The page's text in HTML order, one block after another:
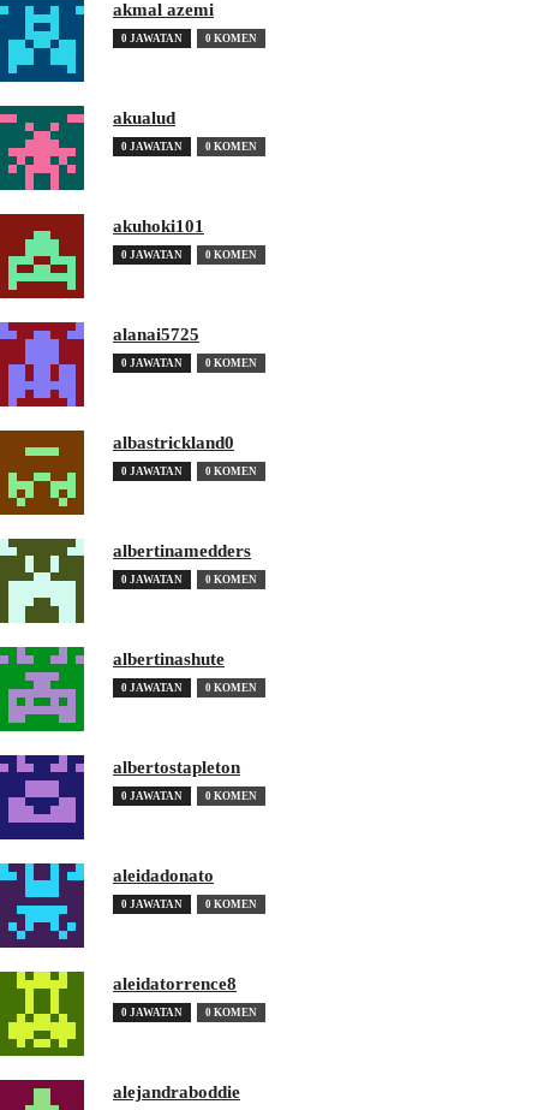
akmal azemi
0 JAWATAN 0 KOMEN
akualud
0 JAWATAN 0 KOMEN
akuhoki101
0 JAWATAN 0 KOMEN
alanai5725
0 JAWATAN 0 KOMEN
albastrickland0
0 JAWATAN 0 KOMEN
albertinamedders
0 JAWATAN 0 KOMEN
albertinashute
0 JAWATAN 0 KOMEN
albertostapleton
0 JAWATAN 0 KOMEN
aleidadonato
0 JAWATAN 0 KOMEN
aleidatorrence8
0 JAWATAN 0 KOMEN
alejandraboddie